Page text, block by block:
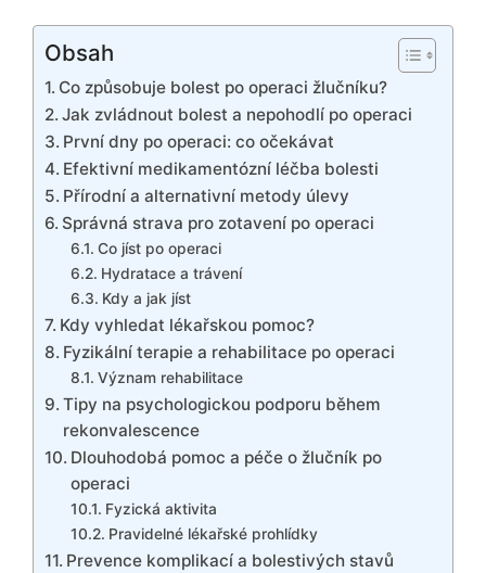
Obsah
Co způsobuje bolest po operaci žlučníku?
Jak zvládnout bolest a nepohodlí po operaci
První dny po operaci: co očekávat
Efektivní medikamentózní léčba bolesti
Přírodní a alternativní metody úlevy
Správná strava pro zotavení po operaci
Co jíst po operaci
Hydratace a trávení
Kdy a jak jíst
Kdy vyhledat lékařskou pomoc?
Fyzikální terapie a rehabilitace po operaci
Význam rehabilitace
Tipy na psychologickou podporu během
rekonvalescence
Dlouhodobá pomoc a péče o žlučník po
operaci
Fyzická aktivita
Pravidelné lékařské prohlídky
Prevence komplikací a bolestivých stavů